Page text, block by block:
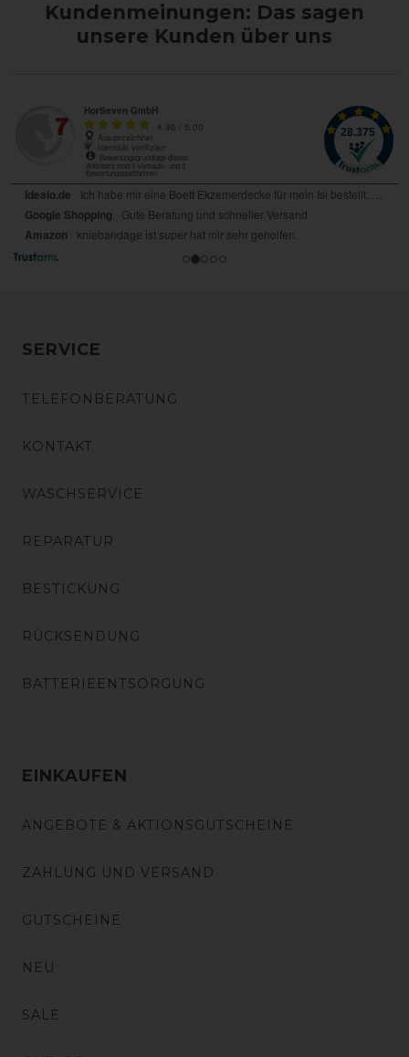
Kundenmeinungen: Das sagen
unsere Kunden über uns
SERVICE
TELEFONBERATUNG
KONTAKT
WASCHSERVICE
REPARATUR
BESTICKUNG
RÜCKSENDUNG
BATTERIEENTSORGUNG
EINKAUFEN
ANGEBOTE & AKTIONSGUTSCHEINE
ZAHLUNG UND VERSAND
GUTSCHEINE
NEU
SALE